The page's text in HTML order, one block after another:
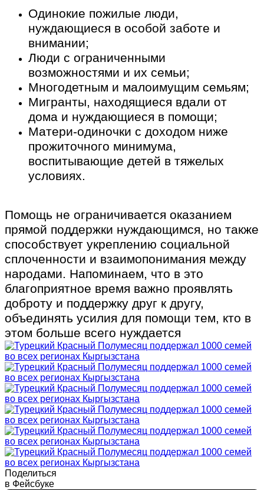
Одинокие пожилые люди,
нуждающиеся в особой заботе и
внимании;
Люди с ограниченными
возможностями и их семьи;
Многодетным и малоимущим семьям;
Мигранты, находящиеся вдали от
дома и нуждающиеся в помощи;
Матери-одиночки с доходом ниже
прожиточного минимума,
воспитывающие детей в тяжелых
условиях.
Помощь не ограничивается оказанием
прямой поддержки нуждающимся, но также
способствует укреплению социальной
сплоченности и взаимопонимания между
народами. Напоминаем, что в это
благоприятное время важно проявлять
доброту и поддержку друг к другу,
объединять усилия для помощи тем, кто в
этом больше всего нуждается
Поделиться
в Фейсбуке